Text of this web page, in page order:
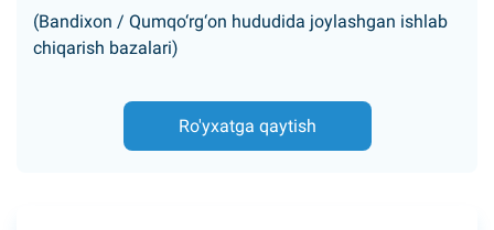
(Bandixon / Qumqo‘rg‘on hududida joylashgan ishlab
chiqarish bazalari)
Ro'yxatga qaytish